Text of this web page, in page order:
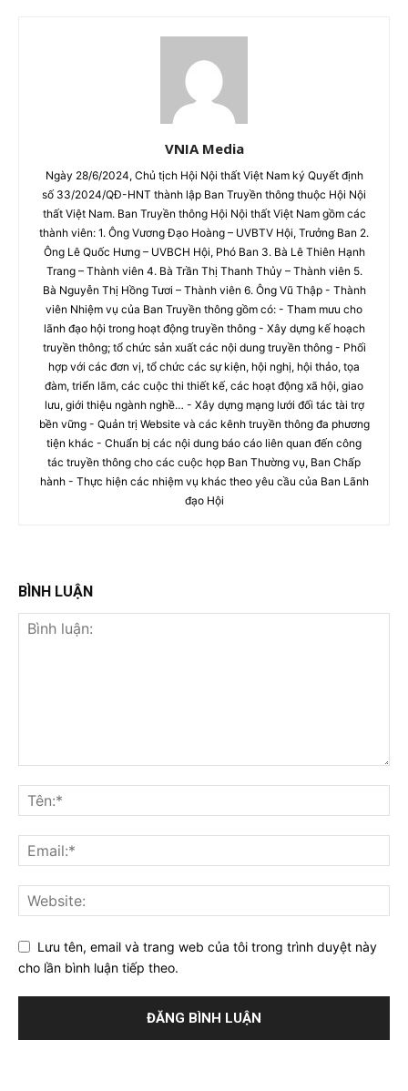
VNIA Media
Ngày 28/6/2024, Chủ tịch Hội Nội thất Việt Nam ký Quyết định
số 33/2024/QĐ-HNT thành lập Ban Truyền thông thuộc Hội Nội
thất Việt Nam. Ban Truyền thông Hội Nội thất Việt Nam gồm các
thành viên: 1. Ông Vương Đạo Hoàng – UVBTV Hội, Trưởng Ban 2.
Ông Lê Quốc Hưng – UVBCH Hội, Phó Ban 3. Bà Lê Thiên Hạnh
Trang – Thành viên 4. Bà Trần Thị Thanh Thủy – Thành viên 5.
Bà Nguyễn Thị Hồng Tươi – Thành viên 6. Ông Vũ Thập - Thành
viên Nhiệm vụ của Ban Truyền thông gồm có: - Tham mưu cho
lãnh đạo hội trong hoạt động truyền thông - Xây dựng kế hoạch
truyền thông; tổ chức sản xuất các nội dung truyền thông - Phối
hợp với các đơn vị, tổ chức các sự kiện, hội nghị, hội thảo, tọa
đàm, triển lãm, các cuộc thi thiết kế, các hoạt động xã hội, giao
lưu, giới thiệu ngành nghề… - Xây dựng mạng lưới đối tác tài trợ
bền vững - Quản trị Website và các kênh truyền thông đa phương
tiện khác - Chuẩn bị các nội dung báo cáo liên quan đến công
tác truyền thông cho các cuộc họp Ban Thường vụ, Ban Chấp
hành - Thực hiện các nhiệm vụ khác theo yêu cầu của Ban Lãnh
đạo Hội
BÌNH LUẬN
Lưu tên, email và trang web của tôi trong trình duyệt này
cho lần bình luận tiếp theo.